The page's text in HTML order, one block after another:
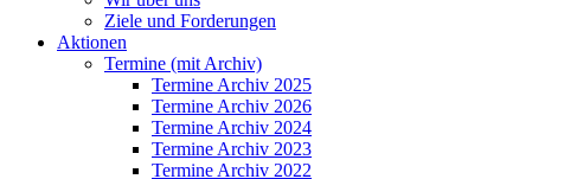
Ziele und Forderungen
Aktionen
Termine (mit Archiv)
Termine Archiv 2025
Termine Archiv 2026
Termine Archiv 2024
Termine Archiv 2023
Termine Archiv 2022